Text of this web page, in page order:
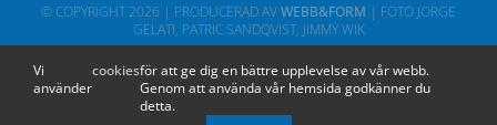
© COPYRIGHT2026 | PRODUCERAD AVWEBB&FORM | FOTO JORGE
GELATI, PATRIC SANDQVIST, JIMMY WIK
Vi
använder
cookiesför att ge dig en bättre upplevelse av vår webb.
Genom att använda vår hemsida godkänner du
detta.